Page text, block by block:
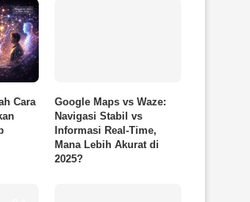
Cara
Google Maps vs Waze:
Navigasi Stabil vs
Informasi Real-Time,
Mana Lebih Akurat di
2025?